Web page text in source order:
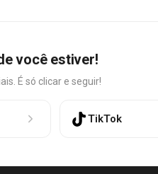
você estiver!
É só clicar e seguir!
TikTok